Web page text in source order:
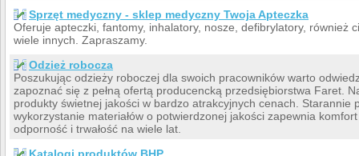
Sprzęt medyczny - sklep medyczny Twoja Apteczka
Oferuje apteczki, fantomy, inhalatory, nosze, defibrylatory, również
wiele innych. Zapraszamy.
Odzież robocza
Poszukując odzieży roboczej dla swoich pracowników warto
zapoznać się z pełną ofertą producencką przedsiębiorstwa Faret.
produkty świetnej jakości w bardzo atrakcyjnych cenach. Starannie
wykorzystanie materiałów o potwierdzonej jakości zapewnia
odporność i trwałość na wiele lat.